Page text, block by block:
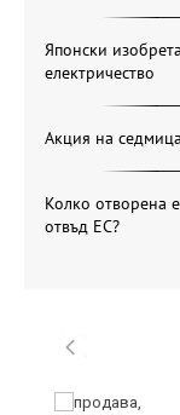
Японски
електричество
Акция на
Колко отворена
отвъд ЕС?